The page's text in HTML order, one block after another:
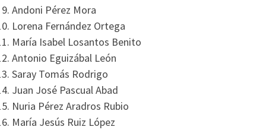
Andoni Pérez Mora
Lorena Fernández Ortega
María Isabel Losantos Benito
Antonio Eguizábal León
Saray Tomás Rodrigo
Juan José Pascual Abad
Nuria Pérez Aradros Rubio
María Jesús Ruiz López